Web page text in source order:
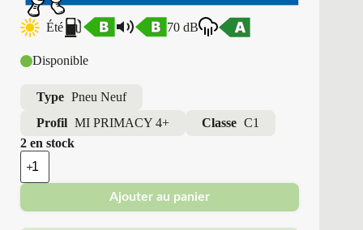
Été 70 dB
Disponible
Type Pneu Neuf
Profil MI PRIMACY 4+ Classe C1
2 en stock
quantité
de
Michelin
Pneus
Neufs
Ajouter au panier